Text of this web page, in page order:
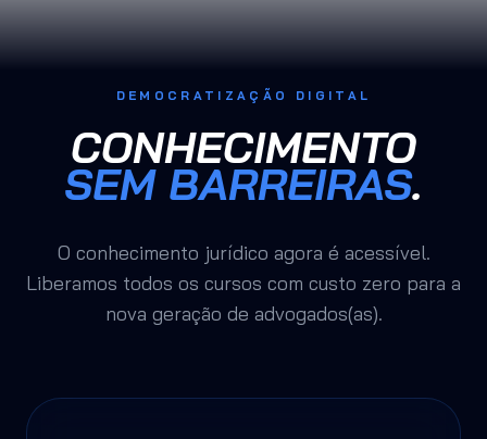
DEMOCRATIZAÇÃO DIGITAL
CONHECIMENTO
SEM BARREIRAS.
O conhecimento jurídico agora é acessível.
Liberamos todos os cursos com custo zero para a
nova geração de advogados(as).